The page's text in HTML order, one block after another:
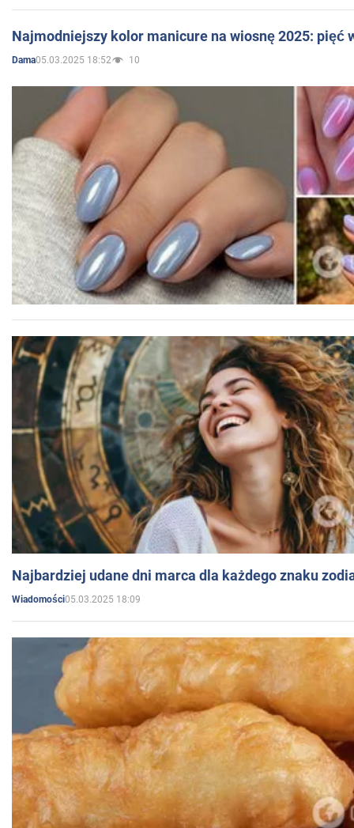
Najmodniejszy kolor manicure na wiosnę 2025: pięć
Dama05.03.2025 18:52 10
Najbardziej udane dni marca dla każdego znaku
Wiadomości05.03.2025 18:09